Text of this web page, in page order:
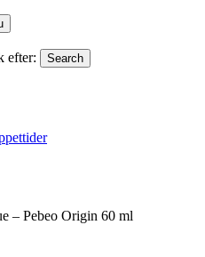
efter:
Search
– Pebeo Origin 60 ml